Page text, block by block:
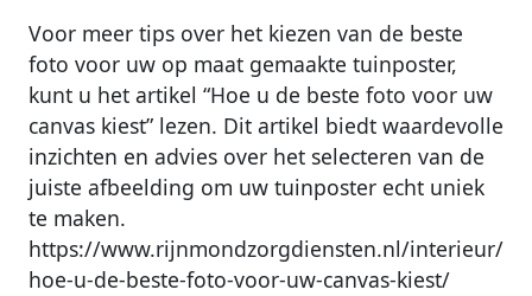
Voor meer tips over het kiezen van de beste
foto voor uw op maat gemaakte tuinposter,
kunt u het artikel “Hoe u de beste foto voor uw
canvas kiest” lezen. Dit artikel biedt waardevolle
inzichten en advies over het selecteren van de
juiste afbeelding om uw tuinposter echt uniek
te maken.
https://www.rijnmondzorgdiensten.nl/interieur/
hoe-u-de-beste-foto-voor-uw-canvas-kiest/